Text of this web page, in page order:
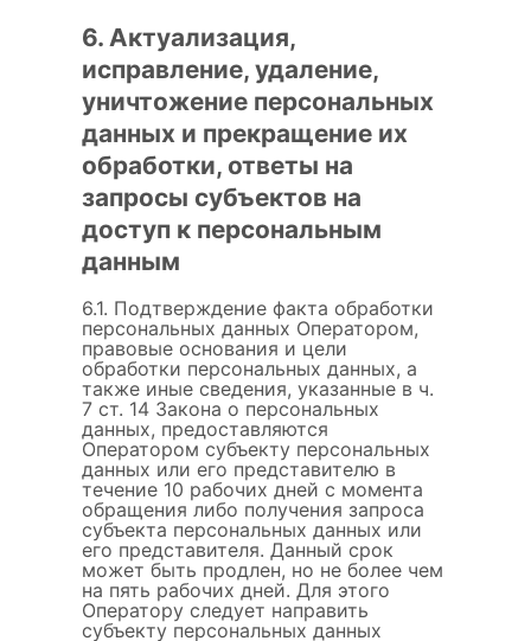
6. Актуализация,
исправление, удаление,
уничтожение персональных
данных и прекращение их
обработки, ответы на
запросы субъектов на
доступ к персональным
данным
6.1. Подтверждение факта обработки
персональных данных Оператором,
правовые основания и цели
обработки персональных данных, а
также иные сведения, указанные в ч.
7 ст. 14 Закона о персональных
данных, предоставляются
Оператором субъекту персональных
данных или его представителю в
течение 10 рабочих дней с момента
обращения либо получения запроса
субъекта персональных данных или
его представителя. Данный срок
может быть продлен, но не более чем
на пять рабочих дней. Для этого
Оператору следует направить
субъекту персональных данных